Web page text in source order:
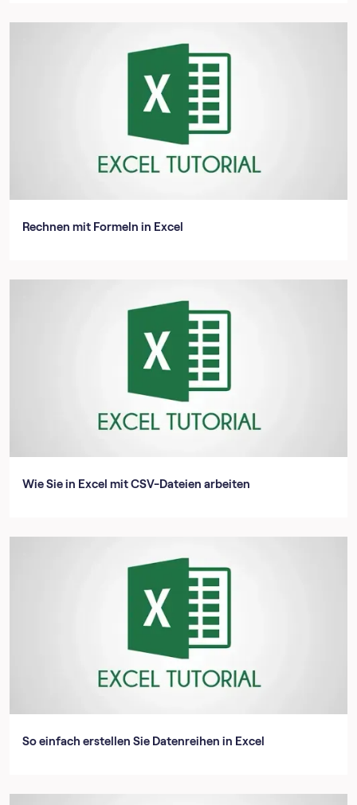
Rechnen mit Formeln in Excel
Wie Sie in Excel mit CSV-Dateien arbeiten
So einfach erstellen Sie Datenreihen in Excel